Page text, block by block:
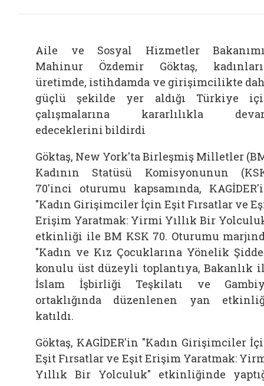
Aile ve Sosyal Hizmetler
Mahinur Özdemir Göktaş,
üretimde, istihdamda ve girişimcilikte
güçlü şekilde yer aldığı Türkiye
çalışmalarına kararlılıkla
edeceklerini bildirdi
Göktaş, New York'ta Birleşmiş Milletler
Kadının Statüsü Komisyonunun
70'inci oturumu kapsamında,
"Kadın Girişimciler İçin Eşit Fırsatlar ve
Erişim Yaratmak: Yirmi Yıllık Bir
etkinliği ile BM KSK 70. Oturumu
"Kadın ve Kız Çocuklarına Yönelik
konulu üst düzeyli toplantıya, Bakanlık
İslam İşbirliği Teşkilatı ve
ortaklığında düzenlenen yan
katıldı.
Göktaş, KAGİDER'in "Kadın Girişimciler
Eşit Fırsatlar ve Eşit Erişim Yaratmak:
Yıllık Bir Yolculuk" etkinliğinde